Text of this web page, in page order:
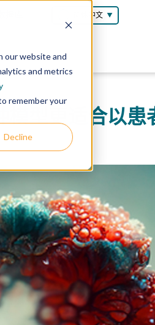
our website and
and metrics
remember your
Decline
简体中文
模型更适合以